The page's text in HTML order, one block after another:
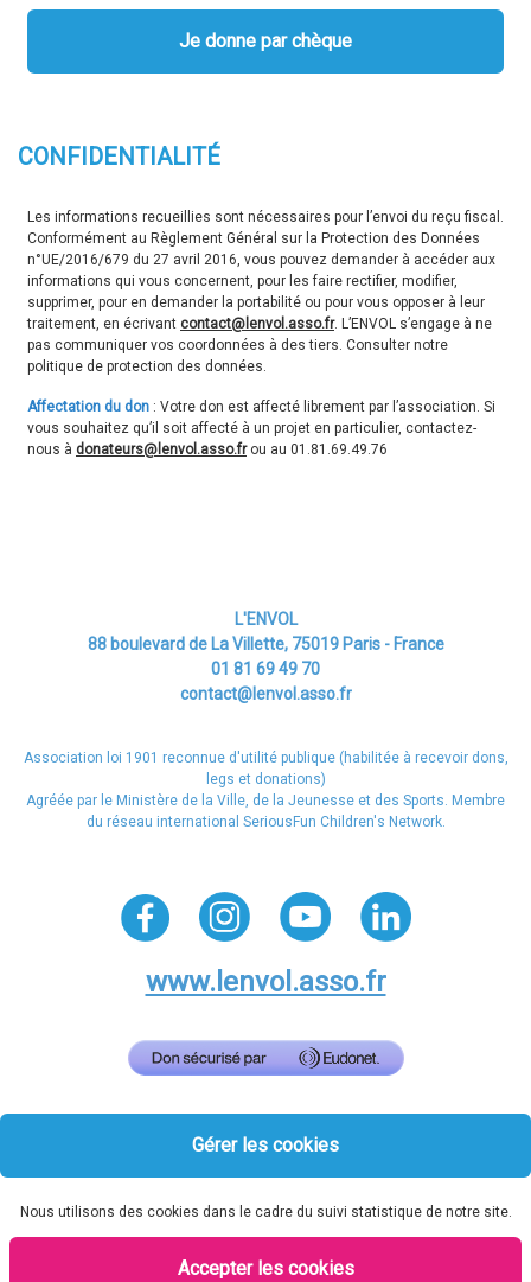
Je donne par chèque
CONFIDENTIALITÉ
Les informations recueillies sont nécessaires pour l’envoi du reçu fiscal.
Conformément au Règlement Général sur la Protection des Données
n°UE/2016/679 du 27 avril 2016, vous pouvez demander à accéder aux
informations qui vous concernent, pour les faire rectifier, modifier,
supprimer, pour en demander la portabilité ou pour vous opposer à leur
traitement, en écrivant contact@lenvol.asso.fr. L’ENVOL s’engage à ne
pas communiquer vos coordonnées à des tiers. Consulter notre
politique de protection des données.
Affectation du don : Votre don est affecté librement par l’association. Si
vous souhaitez qu’il soit affecté à un projet en particulier, contactez-
nous à donateurs@lenvol.asso.frou au 01.81.69.49.76
L'ENVOL
88 boulevard de La Villette, 75019 Paris - France
01 81 69 49 70
contact@lenvol.asso.fr
Association loi 1901 reconnue d'utilité publique (habilitée à recevoir dons,
legs et donations)
Agréée par le Ministère de la Ville, de la Jeunesse et des Sports. Membre
du réseau international SeriousFun Children's Network.
www.lenvol.asso.fr
Gérer les cookies
Nous utilisons des cookies dans le cadre du suivi statistique de notre site.
Accepter les cookies